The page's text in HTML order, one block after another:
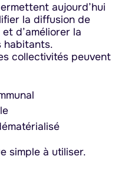
aujourd’hui
la diffusion de
d’améliorer la
habitants.
collectivités peuvent
simple à utiliser.